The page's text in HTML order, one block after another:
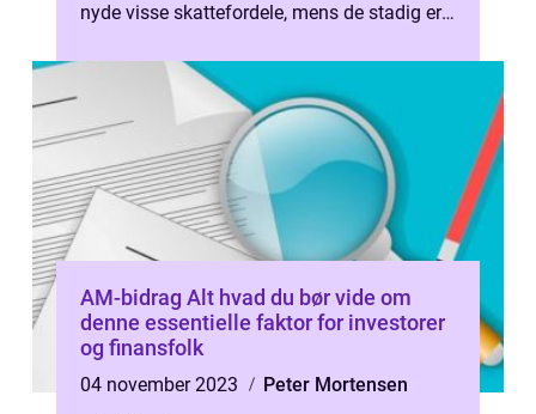
nyde visse skattefordele, mens de stadig er i
AM-bidrag Alt hvad du bør vide om
denne essentielle faktor for investorer
og finansfolk
04 november 2023
Peter Mortensen